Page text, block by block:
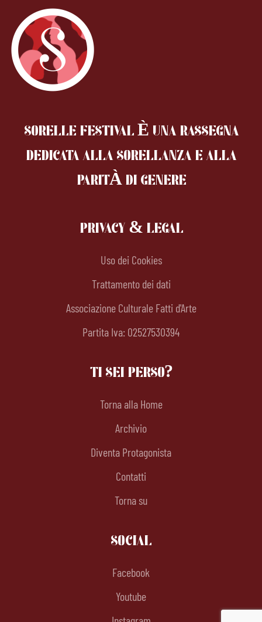
SORELLE FESTIVAL È UNA RASSEGNA
DEDICATA ALLA SORELLANZAE ALLA
PARITÀ DI GENERE
PRIVACY & LEGAL
Uso dei Cookies
Trattamento dei dati
Associazione Culturale Fatti d'Arte
Partita Iva: 02527530394
TI SEI PERSO?
Torna alla Home
Archivio
Diventa Protagonista
Contatti
Torna su
SOCIAL
Facebook
Youtube